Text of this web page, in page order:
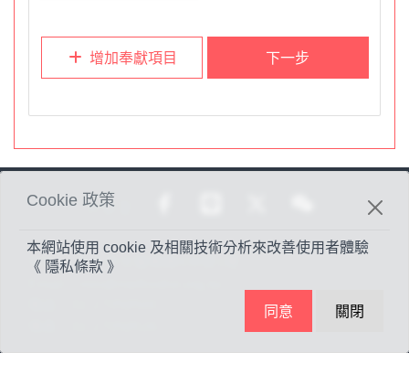
增加奉獻項目 下一步
Cookie 政策
本網站使用 cookie 及相關技術分析來改善使用者體驗
《 隱私條款 》
同意 關閉
分享至
地址：台北市光復南路438號1樓